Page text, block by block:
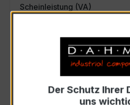
Scheinleistung (VA)
Auswahl zurücksetzen
31262
Der Schutz Ihrer
uns